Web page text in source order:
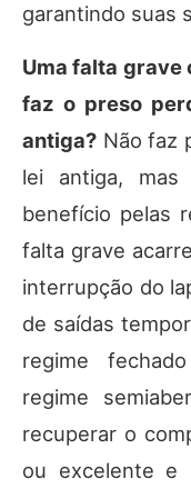
garantindo suas
Uma falta
faz o preso
antiga? Não faz
lei antiga, mas
benefício pelas
falta grave
interrupção do
de saídas
regime
regime
recuperar o
ou excelente e